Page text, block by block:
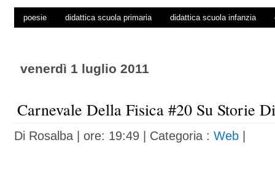
poesie didattica scuola primaria didattica scuola infanzia
venerdì 1 luglio 2011
Carnevale Della Fisica #20 Su Storie
Di Rosalba| ore: 19:49 | Categoria : Web